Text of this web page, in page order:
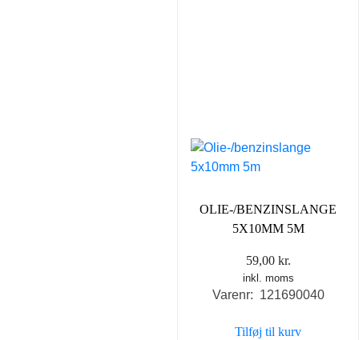
OLIE-/BENZINSLANGE
5X10MM 5M
59,00 kr.
inkl. moms
Varenr: 121690040
Tilføj til kurv